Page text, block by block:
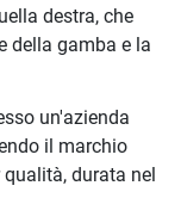
destra, che
della gamba e la
un'azienda
il marchio
durata nel